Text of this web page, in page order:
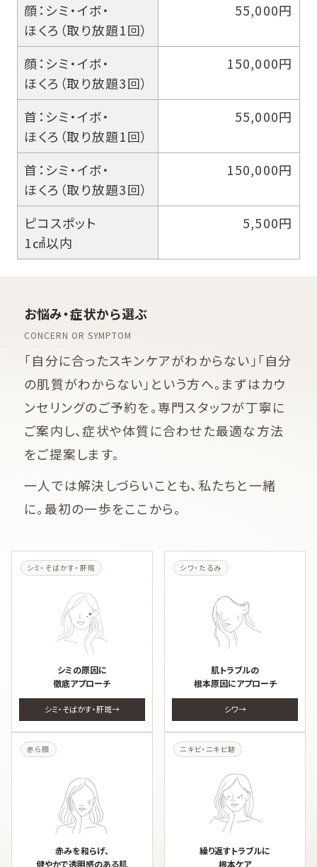
顔：シミ・イボ・
ほくろ（取り放題1回）
55,000円
顔：シミ・イボ・
ほくろ（取り放題3回）
150,000円
首：シミ・イボ・
ほくろ（取り放題1回）
55,000円
首：シミ・イボ・
ほくろ（取り放題3回）
150,000円
ピコスポット
1㎠以内
5,500円
お悩み・症状から選ぶ
CONCERN OR SYMPTOM
「自分に合ったスキンケアがわからない」「自分
の肌質がわからない」という方へ。まずはカウ
ンセリングのご予約を。専門スタッフが丁寧に
ご案内し、症状や体質に合わせた最適な方法
をご提案します。
一人では解決しづらいことも、私たちと一緒
に。最初の一歩をここから。
シミ・そばかす・肝斑
シミの原因に
徹底アプローチ
シミ・そばかす・肝斑
シワ・たるみ
肌トラブルの
根本原因にアプローチ
シワ
赤ら顔
赤みを和らげ、
健やかで透明感のある肌
ニキビ・ニキビ跡
繰り返すトラブルに
根本ケア